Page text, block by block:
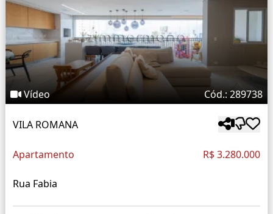
Vídeo Cód.: 289738
VILA ROMANA
Apartamento R$ 3.280.000
Rua Fabia